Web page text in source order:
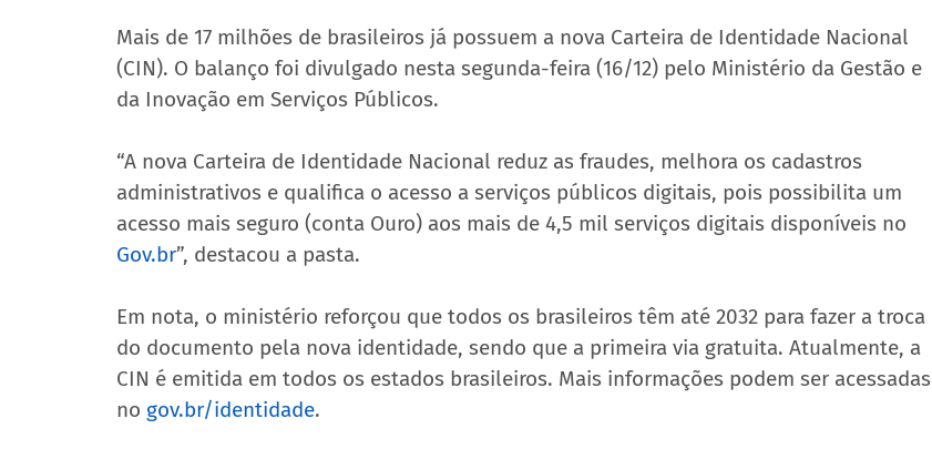
Mais de 17 milhões de brasileiros já possuem a nova Carteira de Identidade Nacional
(CIN). O balanço foi divulgado nesta segunda-feira (16/12) pelo Ministério da Gestão e
da Inovação em Serviços Públicos.
“A nova Carteira de Identidade Nacional reduz as fraudes, melhora os cadastros
administrativos e qualifica o acesso a serviços públicos digitais, pois possibilita um
acesso mais seguro (conta Ouro) aos mais de 4,5 mil serviços digitais disponíveis no
Gov.br”, destacou a pasta.
Em nota, o ministério reforçou que todos os brasileiros têm até 2032 para fazer a troca
do documento pela nova identidade, sendo que a primeira via gratuita. Atualmente, a
CIN é emitida em todos os estados brasileiros. Mais informações podem ser acessadas
no gov.br/identidade.